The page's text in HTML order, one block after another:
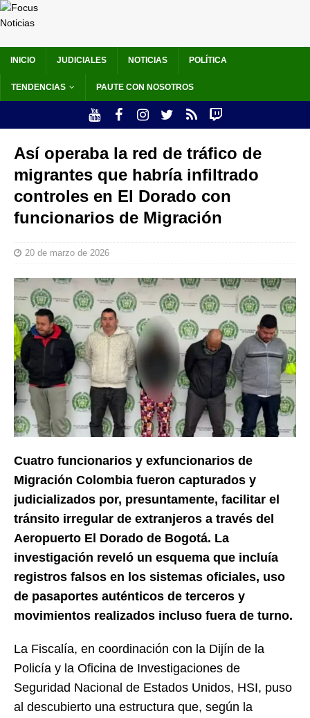
INICIO JUDICIALES NOTICIAS POLÍTICA
TENDENCIAS PAUTE CON NOSOTROS
Así operaba la red de tráfico de
migrantes que habría infiltrado
controles en El Dorado con
funcionarios de Migración
20 de marzo de 2026
Cuatro funcionarios y exfuncionarios de
Migración Colombia fueron capturados y
judicializados por, presuntamente, facilitar el
tránsito irregular de extranjeros a través del
Aeropuerto El Dorado de Bogotá. La
investigación reveló un esquema que incluía
registros falsos en los sistemas oficiales, uso
de pasaportes auténticos de terceros y
movimientos realizados incluso fuera de turno.
La Fiscalía, en coordinación con la Dijín de la
Policía y la Oficina de Investigaciones de
Seguridad Nacional de Estados Unidos, HSI, puso
al descubierto una estructura que, según la